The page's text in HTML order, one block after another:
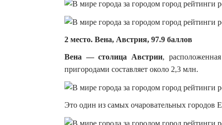
2 место. Вена, Австрия, 97.9 баллов
Вена — столица Австрии,
пригородами составляет около 2,3 млн.
Это один из самых очаровательных городов